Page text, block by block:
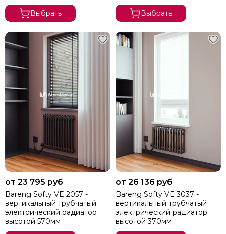
Выбрать
Выбрать
от 23 795 руб
Bareng Softy VE 2057 -
вертикальный трубчатый
электрический радиатор
высотой 570мм
от 26 136 руб
Bareng Softy VE 3037 -
вертикальный трубчатый
электрический радиатор
высотой 370мм